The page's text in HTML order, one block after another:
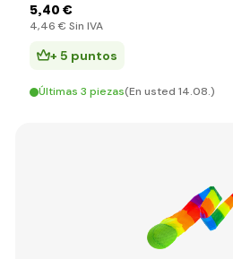
5,40 €
4,46 € Sin IVA
+ 5 puntos
Últimas 3 piezas(En usted 14.08.)